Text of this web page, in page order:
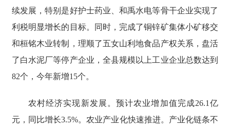
续发展，特别是好护士药业、和禹水电等骨干企业实现了
利税明显增长的目标。同时，完成了铜锌矿集体小矿移交
和桓铭木业转制，理顺了五女山利地食品产权关系，盘活
了白水泥厂等停产企业，全县规模以上工业企业总数达到
82个，今年新增15个。
农村经济实现新发展。预计农业增加值完成26.1亿
元，同比增长3.5%。农业产业化快速推进。产业化链条不